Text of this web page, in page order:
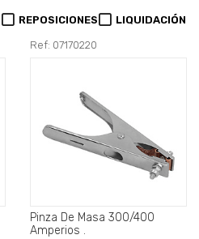
REPOSICIONES LIQUIDACIÓN
Ref: 07170220
Pinza De Masa 300/400
Amperios .